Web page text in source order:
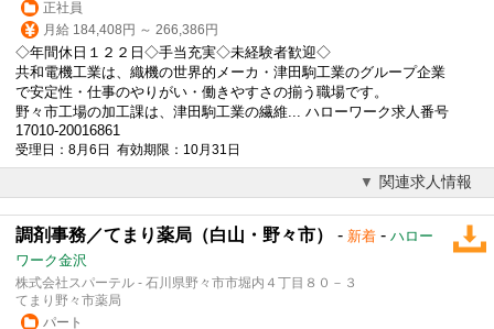
正社員
月給 184,408円 ～ 266,386円
◇年間休日１２２日◇手当充実◇未経験者歓迎◇
共和電機工業は、織機の世界的メーカ・津田駒工業のグループ企業
で安定性・仕事のやりがい・働きやすさの揃う職場です。
野々市工場の加工課は、津田駒工業の繊維... ハローワーク求人番号
17010-20016861
受理日：8月6日 有効期限：10月31日
関連求人情報
調剤事務／てまり薬局（白山・野々市） - 新着 - ハロー
ワーク金沢
株式会社スパーテル - 石川県野々市市堀内４丁目８０－３
てまり野々市薬局
パート